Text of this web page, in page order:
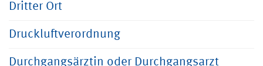
Dritter Ort
Druckluftverordnung
Durchgangsärztin oder Durchgangsarzt